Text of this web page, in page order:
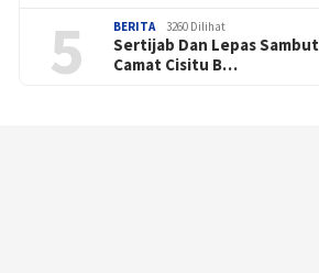
5 BERITA 3260 Dilihat
Sertijab Dan Lepas Sambut
Camat Cisitu B…